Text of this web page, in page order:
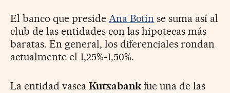
El banco que preside Ana Botín se suma así al
club de las entidades con las hipotecas más
baratas. En general, los diferenciales rondan
actualmente el 1,25%-1,50%.
La entidad vasca Kutxabankfue una de las